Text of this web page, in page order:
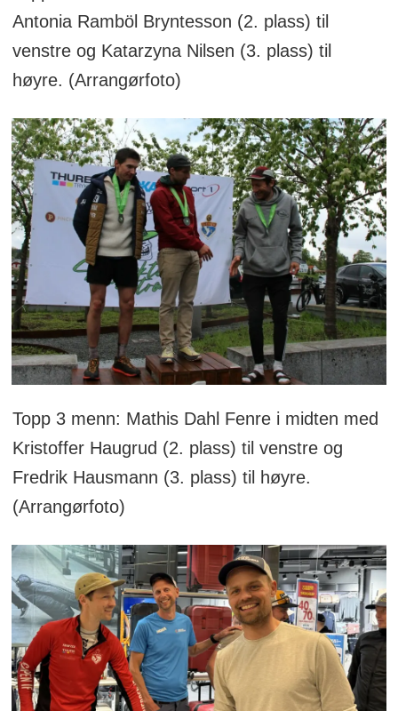
Antonia Ramböl Bryntesson (2. plass) til
venstre og Katarzyna Nilsen (3. plass) til
høyre. (Arrangørfoto)
Topp 3 menn: Mathis Dahl Fenre i midten med
Kristoffer Haugrud (2. plass) til venstre og
Fredrik Hausmann (3. plass) til høyre.
(Arrangørfoto)